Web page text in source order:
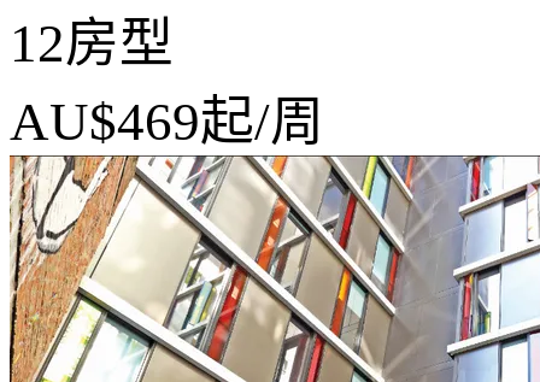
12房型
AU$469起/周